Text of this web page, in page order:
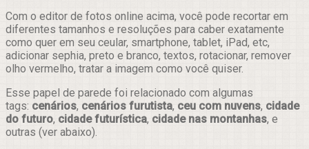
Com o editor de fotos online acima, você pode recortar em
diferentes tamanhos e resoluções para caber exatamente
como quer em seu ceular, smartphone, tablet, iPad, etc,
adicionar sephia, preto e branco, textos, rotacionar, remover
olho vermelho, tratar a imagem como você quiser.
Esse papel de parede foi relacionado com algumas
tags: cenários, cenários furutista, ceu com nuvens, cidade
do futuro, cidade futurística, cidade nas montanhas, e
outras (ver abaixo).